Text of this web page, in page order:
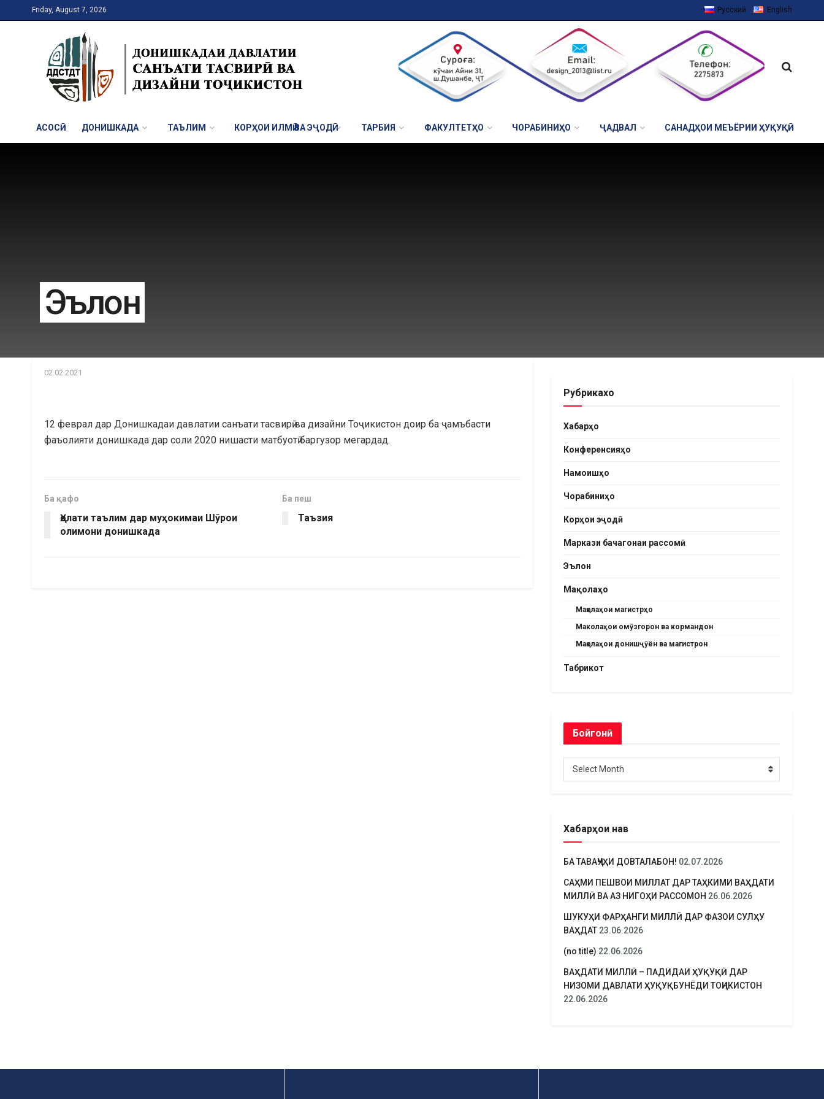
Friday, August 7, 2026 Русский English
АСОСӢ ДОНИШКАДА ТАЪЛИМ КОРҲОИ ИЛМӢ ВА ЭҶОДӢ ТАРБИЯ ФАКУЛТЕТҲО ЧОРАБИНИҲО ҶАДВАЛ САНАДҲОИ МЕЪЁРИИ ҲУҚУҚӢ
Эълон
02.02.2021
12 феврал дар Донишкадаи давлатии санъати тасвирӣ ва дизайни Тоҷикистон доир ба ҷамъбасти
фаъолияти донишкада дар соли 2020 нишасти матбуотӣ баргузор мегардад.
Ба қафо
Ҳолати таълим дар муҳокимаи Шӯрои
олимони донишкада
Ба пеш
Таъзия
Рубрикахо
Хабарҳо
Конференсияҳо
Намоишҳо
Чорабиниҳо
Корҳои эҷодӣ
Маркази бачагонаи рассомӣ
Эълон
Мақолаҳо
Мақолаҳои магистрҳо
Маколаҳои омӯзгорон ва кормандон
Мақолаҳои донишҷӯён ва магистрон
Табрикот
Бойгонӣ
Select Month
Хабарҳои нав
БА ТАВАҶҶУҲИ ДОВТАЛАБОН! 02.07.2026
САҲМИ ПЕШВОИ МИЛЛАТ ДАР ТАҲКИМИ ВАҲДАТИ
МИЛЛӢ ВА АЗ НИГОҲИ РАССОМОН 26.06.2026
ШУКУҲИ ФАРҲАНГИ МИЛЛӢ ДАР ФАЗОИ СУЛҲУ
ВАҲДАТ 23.06.2026
(no title) 22.06.2026
ВАҲДАТИ МИЛЛӢ – ПАДИДАИ ҲУҚУҚӢ ДАР
НИЗОМИ ДАВЛАТИ ҲУҚУҚБУНЁДИ ТОҶИКИСТОН
22.06.2026